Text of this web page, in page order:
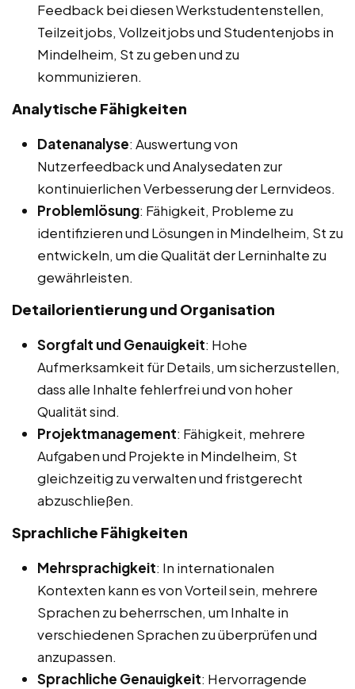
Feedback bei diesen Werkstudentenstellen,
Teilzeitjobs, Vollzeitjobs und Studentenjobs in
Mindelheim, St zu geben und zu
kommunizieren.
Analytische Fähigkeiten
Datenanalyse: Auswertung von
Nutzerfeedback und Analysedaten zur
kontinuierlichen Verbesserung der Lernvideos.
Problemlösung: Fähigkeit, Probleme zu
identifizieren und Lösungen in Mindelheim, St zu
entwickeln, um die Qualität der Lerninhalte zu
gewährleisten.
Detailorientierung und Organisation
Sorgfalt und Genauigkeit: Hohe
Aufmerksamkeit für Details, um sicherzustellen,
dass alle Inhalte fehlerfrei und von hoher
Qualität sind.
Projektmanagement: Fähigkeit, mehrere
Aufgaben und Projekte in Mindelheim, St
gleichzeitig zu verwalten und fristgerecht
abzuschließen.
Sprachliche Fähigkeiten
Mehrsprachigkeit: In internationalen
Kontexten kann es von Vorteil sein, mehrere
Sprachen zu beherrschen, um Inhalte in
verschiedenen Sprachen zu überprüfen und
anzupassen.
Sprachliche Genauigkeit: Hervorragende